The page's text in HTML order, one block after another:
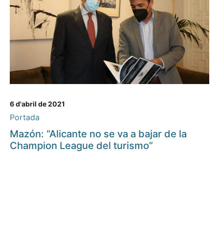
6 d'abril de 2021
Portada
Mazón: “Alicante no se va a bajar de la
Champion League del turismo”